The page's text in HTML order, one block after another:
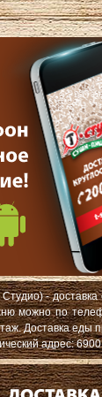
- доставка
можно по
Доставка еды
адрес: